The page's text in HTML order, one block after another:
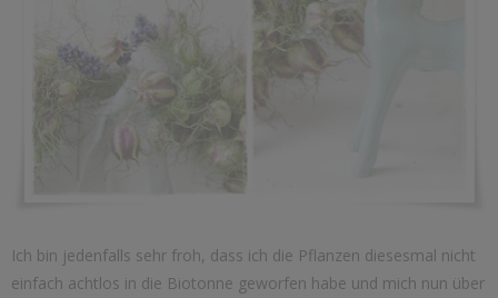
Ich bin jedenfalls sehr froh, dass ich die Pflanzen diesesmal nicht
einfach achtlos in die Biotonne geworfen habe und mich nun über